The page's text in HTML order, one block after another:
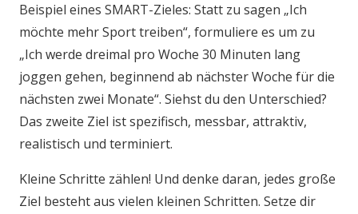
Beispiel eines SMART-Zieles: Statt zu sagen „Ich
möchte mehr Sport treiben“, formuliere es um zu
„Ich werde dreimal pro Woche 30 Minuten lang
joggen gehen, beginnend ab nächster Woche für die
nächsten zwei Monate“. Siehst du den Unterschied?
Das zweite Ziel ist spezifisch, messbar, attraktiv,
realistisch und terminiert.
Kleine Schritte zählen! Und denke daran, jedes große
Ziel besteht aus vielen kleinen Schritten. Setze dir